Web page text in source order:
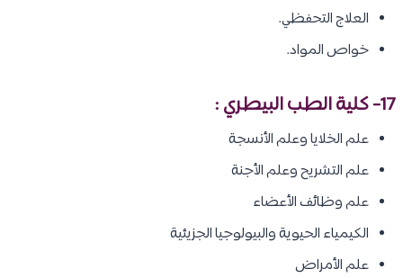
العلاج التحفظي.
خواص المواد.
17- كلية الطب البيطري :
علم الخلايا وعلم الأنسجة
علم التشريح وعلم الأجنة
علم وظائف الأعضاء
الكيمياء الحيوية والبيولوجيا الجزيئية
علم الأمراض